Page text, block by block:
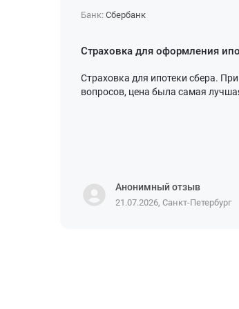
Банк: Сбербанк
Страховка для оформления
Страховка для ипотеки сбера.
вопросов, цена была самая
Анонимный отзыв
21.07.2026, Санкт-Петербург